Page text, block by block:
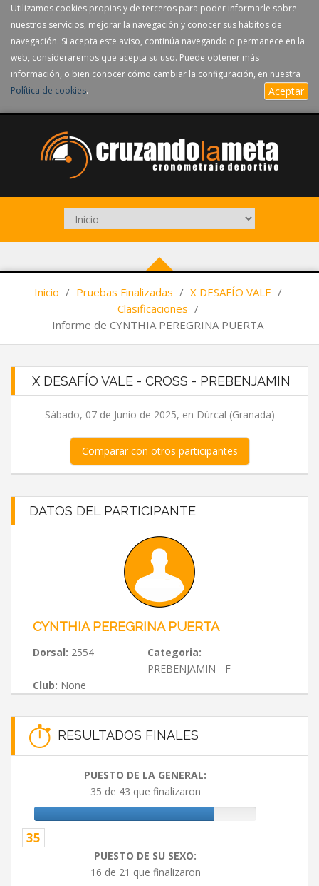
Utilizamos cookies propias y de terceros para poder informarle sobre
nuestros servicios, mejorar la navegación y conocer sus hábitos de
navegación. Si acepta este aviso, continúa navegando o permanece en la
web, consideraremos que acepta su uso. Puede obtener más
información, o bien conocer cómo cambiar la configuración, en nuestra
Política de cookies. Aceptar
Inicio / Pruebas Finalizadas / X DESAFÍO VALE /
Clasificaciones /
Informe de CYNTHIA PEREGRINA PUERTA
X DESAFÍO VALE - CROSS - PREBENJAMIN
Sábado, 07 de Junio de 2025, en Dúrcal (Granada)
Comparar con otros participantes
DATOS DEL PARTICIPANTE
CYNTHIA PEREGRINA PUERTA
Dorsal: 2554
Categoria:
PREBENJAMIN - F
Club: None
RESULTADOS FINALES
PUESTO DE LA GENERAL:
35 de 43 que finalizaron
35
PUESTO DE SU SEXO:
16 de 21 que finalizaron